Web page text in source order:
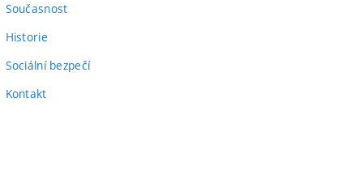
Současnost
Historie
Sociální bezpečí
Kontakt